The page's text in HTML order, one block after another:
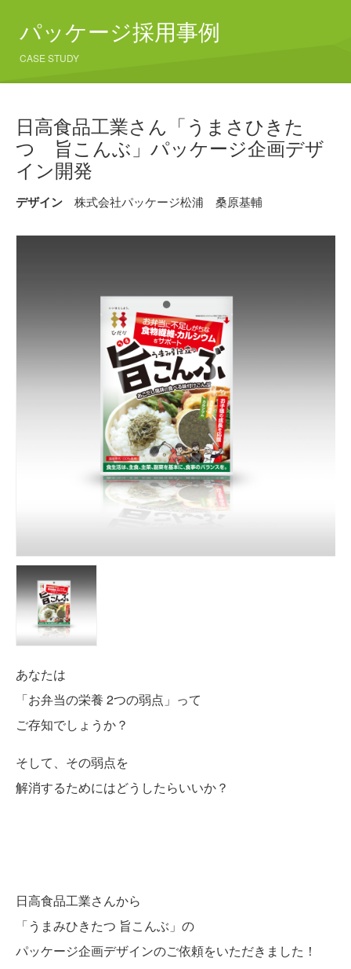
パッケージ採用事例
CASE STUDY
日高食品工業さん「うまさひきた
つ 旨こんぶ」パッケージ企画デザ
イン開発
デザイン 株式会社パッケージ松浦 桑原基輔
あなたは
「お弁当の栄養 2つの弱点」って
ご存知でしょうか？
そして、その弱点を
解消するためにはどうしたらいいか？
日高食品工業さんから
「うまみひきたつ 旨こんぶ」の
パッケージ企画デザインのご依頼をいただきました！